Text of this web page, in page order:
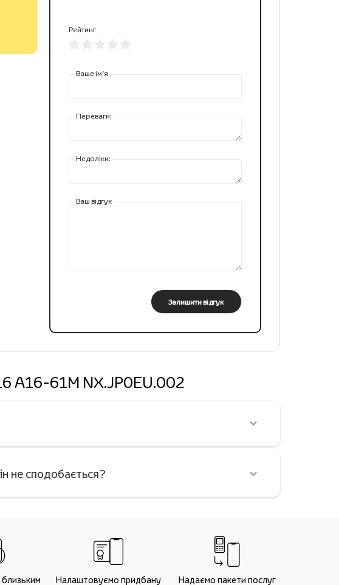
Рейтинг
Ваше ім’я
Переваги:
Недоліки:
Ваш відгук
Залишити відгук
A16-61M NX.JP0EU.002
не сподобається?
Налаштовуємо придбану
Надаємо пакети послуг